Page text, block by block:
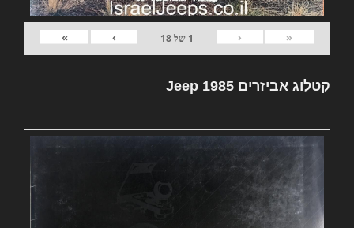
«
‹
1 של18
›
»
קטלוג אביזרים Jeep 1985